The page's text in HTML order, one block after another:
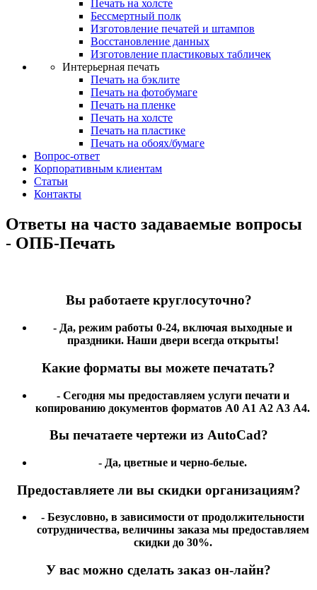
Печать на холсте
Бессмертный полк
Изготовление печатей и штампов
Восстановление данных
Изготовление пластиковых табличек
Интерьерная печать
Печать на бэклите
Печать на фотобумаге
Печать на пленке
Печать на холсте
Печать на пластике
Печать на обоях/бумаге
Вопрос-ответ
Корпоративным клиентам
Статьи
Контакты
Ответы на часто задаваемые вопросы
- ОПБ-Печать
Вы работаете круглосуточно?
- Да, режим работы 0-24, включая выходные и
праздники. Наши двери всегда открыты!
Какие форматы вы можете печатать?
- Сегодня мы предоставляем услуги печати и
копированию документов форматов А0 А1 А2 А3 А4.
Вы печатаете чертежи из AutoCad?
- Да, цветные и черно-белые.
Предоставляете ли вы скидки организациям?
- Безусловно, в зависимости от продолжительности
сотрудничества, величины заказа мы предоставляем
скидки до 30%.
У вас можно сделать заказ он-лайн?